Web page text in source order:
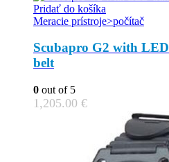
chosen
on
product
Pridať do košíka
Meracie prístroje>počítač
Scubapro G2 with
belt
0 out of 5
1,205.00 €